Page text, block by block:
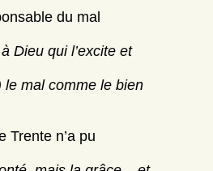
du mal
Dieu qui l’excite et
le mal comme le bien
Trente n’a pu